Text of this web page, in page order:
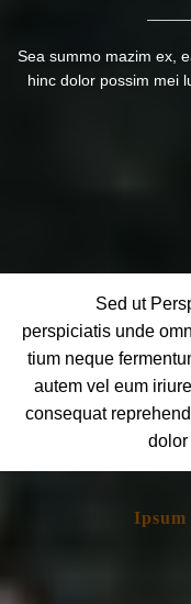
Sea summo mazim ex,
hinc dolor possim mei
Sed ut
perspiciatis unde
tium neque
autem vel eum
consequat
dolor